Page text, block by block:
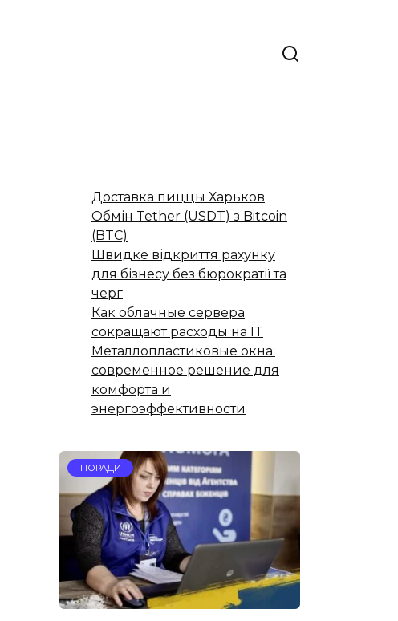
Доставка пиццы Харьков
Обмін Tether (USDT) з Bitcoin
(BTC)
Швидке відкриття рахунку
для бізнесу без бюрократії та
черг
Как облачные сервера
сокращают расходы на IT
Металлопластиковые окна:
современное решение для
комфорта и
энергоэффективности
ПОРАДИ